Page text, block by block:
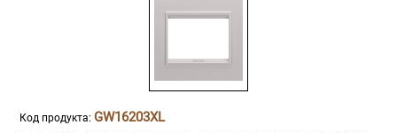
Код продукта: GW16203XL